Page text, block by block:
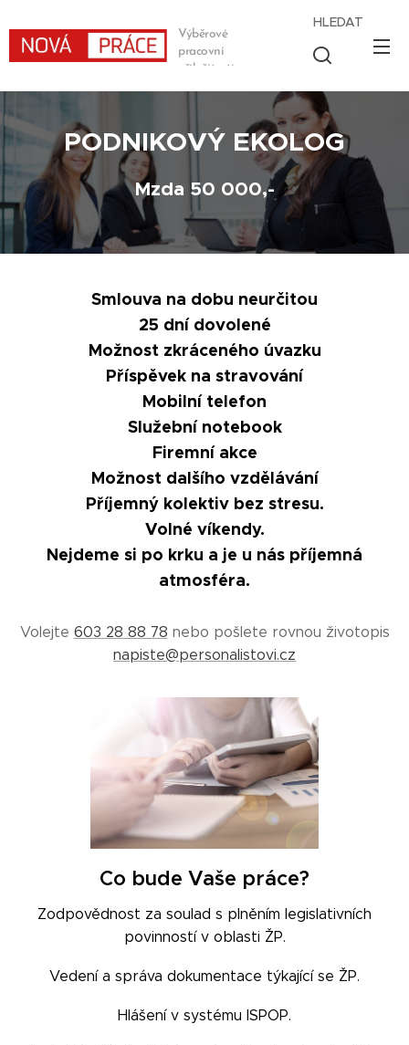
Výběrové
pracovní
příležitosti
HLEDAT
PODNIKOVÝ EKOLOG
Mzda 50 000,-
Smlouva na dobu neurčitou
25 dní dovolené
Možnost zkráceného úvazku
Příspěvek na stravování
Mobilní telefon
Služební notebook
Firemní akce
Možnost dalšího vzdělávání
Příjemný kolektiv bez stresu.
Volné víkendy.
Nejdeme si po krku a je u nás příjemná
atmosféra.
Volejte 603 28 88 78 nebo pošlete rovnou životopis
napiste@personalistovi.cz
Co bude Vaše práce?
Zodpovědnost za soulad s plněním legislativních
povinností v oblasti ŽP.
Vedení a správa dokumentace týkající se ŽP.
Hlášení v systému ISPOP.